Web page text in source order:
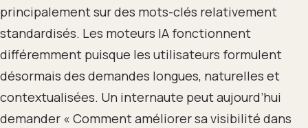
principalement sur des mots-clés relativement
standardisés. Les moteurs IA fonctionnent
différemment puisque les utilisateurs formulent
désormais des demandes longues, naturelles et
contextualisées. Un internaute peut aujourd’hui
demander « Comment améliorer sa visibilité dans